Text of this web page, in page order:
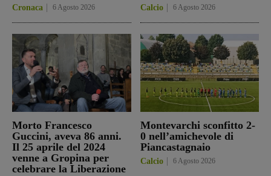
Cronaca 6 Agosto 2026 Calcio 6 Agosto 2026
Morto Francesco
Guccini, aveva 86 anni.
Il 25 aprile del 2024
venne a Gropina per
celebrare la Liberazione
Montevarchi sconfitto 2-
0 nell’amichevole di
Piancastagnaio
Calcio 6 Agosto 2026